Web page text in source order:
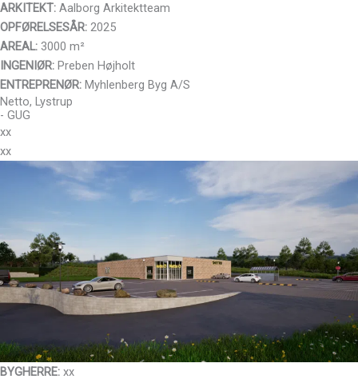
ARKITEKT: Aalborg Arkitektteam
OPFØRELSESÅR: 2025
AREAL: 3000 m²
INGENIØR: Preben Højholt
ENTREPRENØR: Myhlenberg Byg A/S
Netto, Lystrup
- GUG
xx
xx
BYGHERRE: xx